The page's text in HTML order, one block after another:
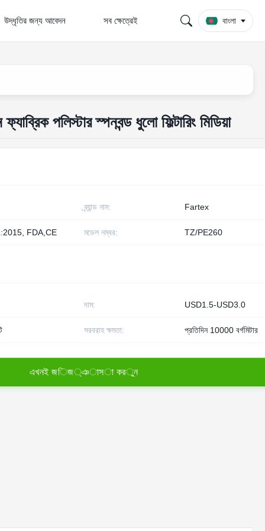
উদ্ধৃতির জন্য আবেদন সব ক্ষেত্রেই বাংলা
পলিস্টার স্পনবন্ড ধুলো ফিল্টারিং মিডিয়া
ব্র্যান্ড নাম: Fartex
FDA,CE মডেল নম্বর: TZ/PE260
দাম: USD1.5-USD3.0
সরবরাহ ক্ষমতা: প্রতিদিন 10000 বর্গমিটার
এখনই জিজ্ঞাসা করুন